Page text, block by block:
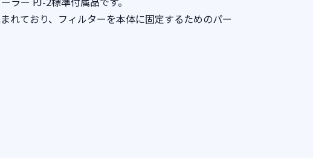
れており、フィルターを本体に固定するためのパー